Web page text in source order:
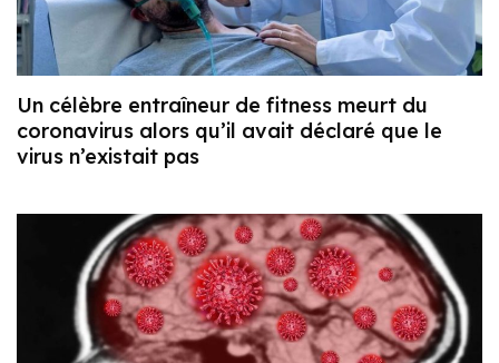
Un célèbre entraîneur de fitness meurt du
coronavirus alors qu’il avait déclaré que le
virus n’existait pas